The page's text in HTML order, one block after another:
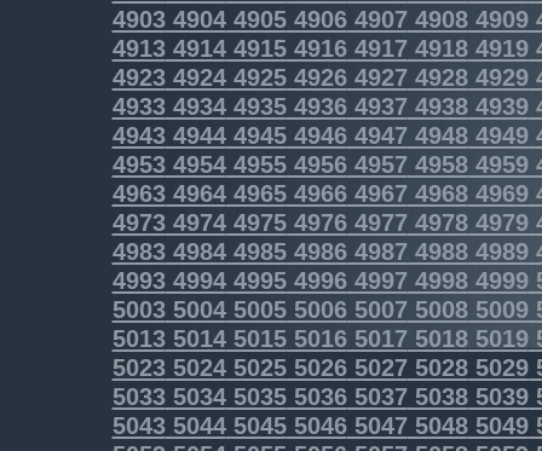
49034904490549064907 49084909
49134914491549164917 49184919
4923492449254926492749284929
49334934493549364937 49384939
49434944494549464947 49484949
49534954495549564957 49584959
49634964496549664967 49684969
49734974497549764977 49784979
49834984498549864987 49884989
49934994499549964997 49984999
50035004500550065007 50085009
50135014501550165017 50185019
5023502450255026502750285029
5033503450355036503750385039
5043504450455046504750485049